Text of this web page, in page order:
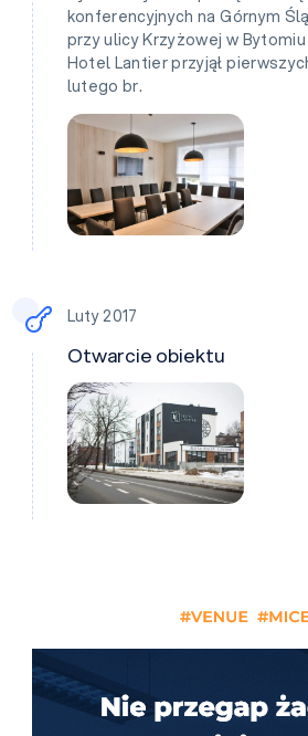
konferencyjnych na Górnym
przy ulicy Krzyżowej w
Hotel Lantier przyjął
lutego br.
Luty 2017
Otwarcie obiektu